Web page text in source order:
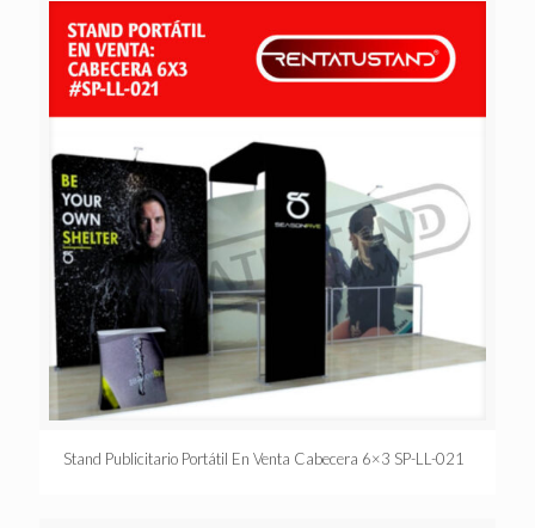
Stand Publicitario Portátil En Venta Cabecera 6×3 SP-LL-021